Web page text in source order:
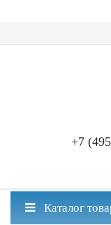
+7
Нижний Новгород
Каталог